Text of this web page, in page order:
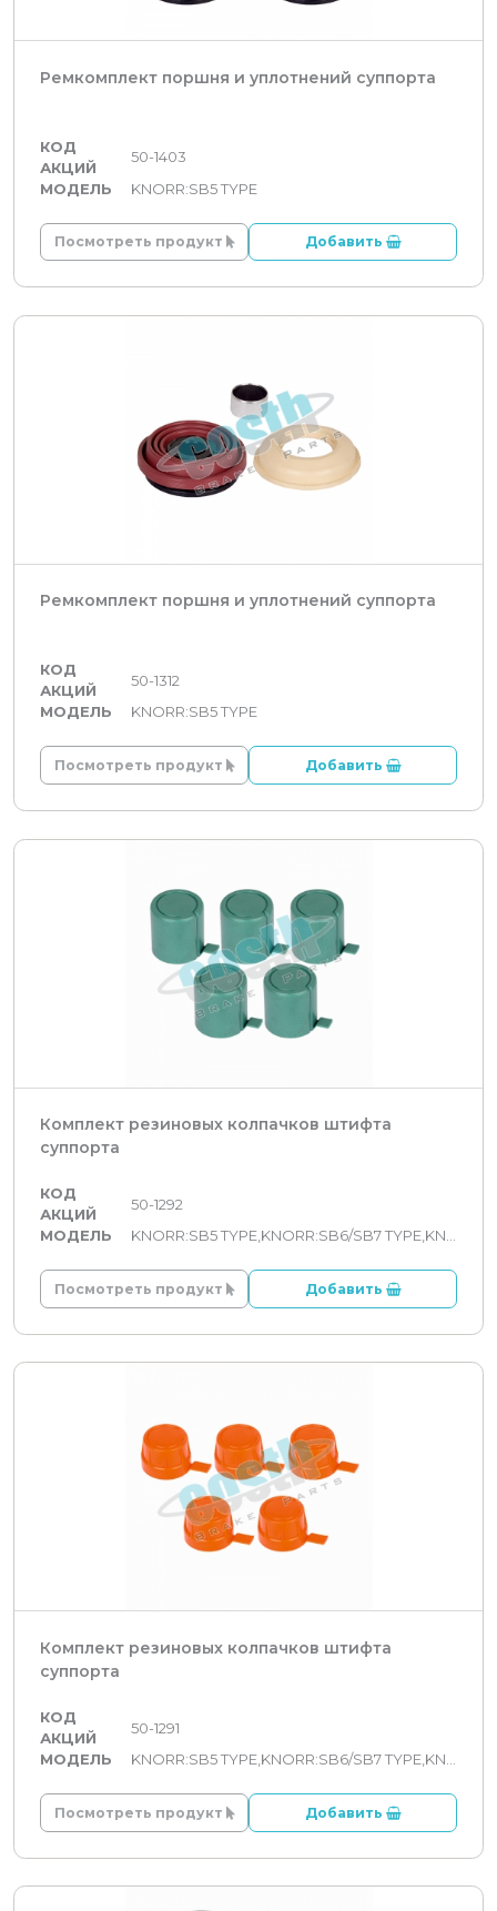
Ремкомплект поршня и уплотнений суппорта
КОД
АКЦИЙ
50-1403
МОДЕЛЬ
KNORR:SB5 TYPE
Посмотреть продукт Добавить
Ремкомплект поршня и уплотнений суппорта
КОД
АКЦИЙ
50-1312
МОДЕЛЬ
KNORR:SB5 TYPE
Посмотреть продукт Добавить
Комплект резиновых колпачков штифта
суппорта
КОД
АКЦИЙ
50-1292
МОДЕЛЬ
KNORR:SB5 TYPE,KNORR:SB6/SB7 TYPE,KNORR:SN6/SN7/SK7 TYPE,KNORR:SL7/ST7 TYPE,KNORR:SM7 TYPE
Посмотреть продукт Добавить
Комплект резиновых колпачков штифта
суппорта
КОД
АКЦИЙ
50-1291
МОДЕЛЬ
Посмотреть продукт Добавить